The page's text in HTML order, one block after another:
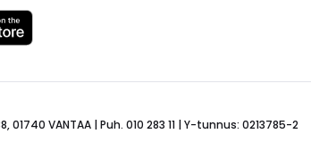
01740 VANTAA | Puh. 010 283 11 | Y-tunnus: 0213785-2